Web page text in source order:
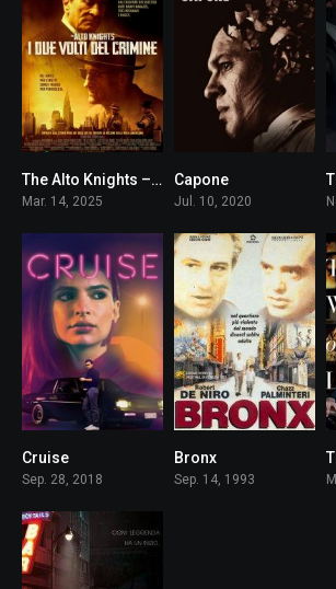
6The Alto Knights – I due volti del crimine
Mar. 14, 2025
Capone
Jul. 10, 2020
Cruise
Sep. 28, 2018
Bronx
Sep. 14, 1993